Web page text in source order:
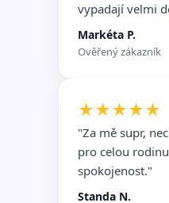
vypadají velmi
Markéta P.
Ověřený zákazník
★★★★★
"Za mě supr,
pro celou
spokojenost."
Standa N.